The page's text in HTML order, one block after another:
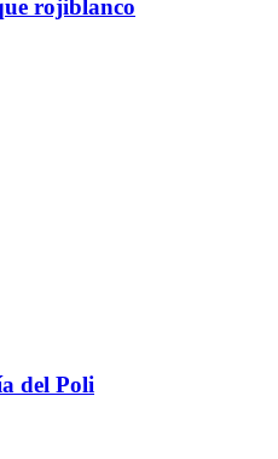
rojiblanco
del Poli